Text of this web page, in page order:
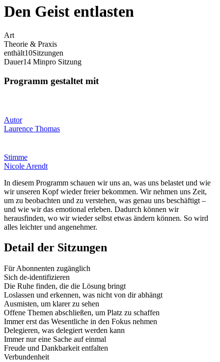
Den Geist entlasten
Art
Theorie & Praxis
enthält10Sitzungen
Dauer14 Minpro Sitzung
Programm gestaltet mit
Autor
Laurence Thomas
Stimme
Nicole Arendt
In diesem Programm schauen wir uns an, was uns belastet und wie
wir unseren Kopf wieder freier bekommen. Wir nehmen uns Zeit,
um zu beobachten und zu verstehen, was genau uns beschäftigt –
und wie wir das emotional erleben. Dadurch können wir
herausfinden, wo wir wieder selbst etwas ändern können. So wird
alles leichter und angenehmer.
Detail der Sitzungen
Für Abonnenten zugänglich
Sich de-identifizieren
Die Ruhe finden, die die Lösung bringt
Loslassen und erkennen, was nicht von dir abhängt
Ausmisten, um klarer zu sehen
Offene Themen abschließen, um Platz zu schaffen
Immer erst das Wesentliche in den Fokus nehmen
Delegieren, was delegiert werden kann
Immer nur eine Sache auf einmal
Freude und Dankbarkeit entfalten
Verbundenheit